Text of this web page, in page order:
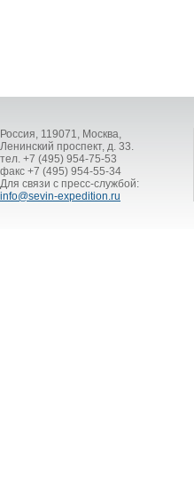
Россия, 119071, Москва,
Ленинский проспект, д. 33.
тел. +7 (495) 954-75-53
факс +7 (495) 954-55-34
Для связи с пресс-службой:
info@sevin-expedition.ru